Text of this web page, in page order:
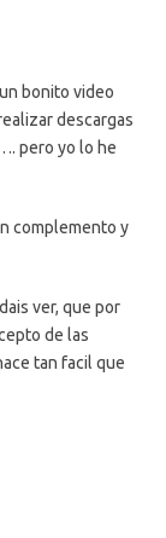
bonito video
descargas
pero yo lo he
complemento y
ver, que por
de las
tan facil que